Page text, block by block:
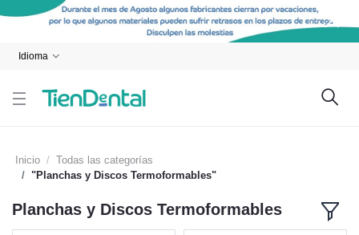
Idioma
Inicio
Todas las categorías
"Planchas y Discos Termoformables"
Planchas y Discos Termoformables